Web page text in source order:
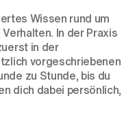
Wissen rund um
In der Praxis
in der
vorgeschriebenen
zu Stunde, bis du
dich dabei persönlich,